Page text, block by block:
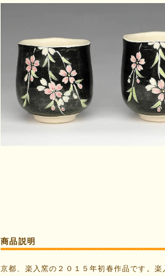
商品説明
京都、楽入窯の２０１５年初春作品です。楽